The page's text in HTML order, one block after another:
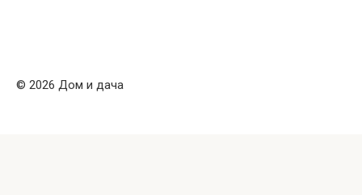
© 2026 Дом и дача